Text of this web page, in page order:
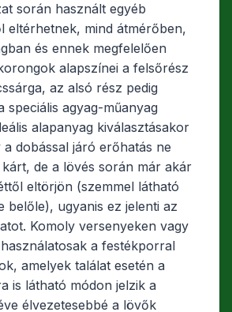
során használt egyéb
eltérhetnek, mind átmérőben,
és ennek megfelelően
alapszínei a felsőrész
az alsó rész pedig
speciális agyag-műanyag
alapanyag kiválasztásakor
dobással járó erőhatás ne
de a lövés során már akár
eltörjön (szemmel látható
belőle), ugyanis ez jelenti az
Komoly versenyeken vagy
a festékporral
amelyek találat esetén a
is látható módon jelzik a
élvezetesebbé a lövők